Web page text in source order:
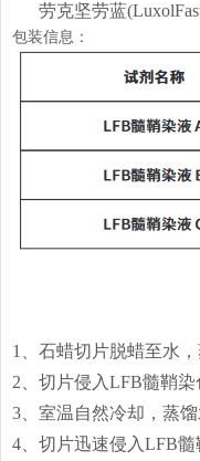
劳克坚劳蓝
包装信息：
1、石蜡切片脱蜡至水
2、切片侵入LFB髓鞘染
3、室温自然冷却，蒸
4、切片迅速侵入LFB髓